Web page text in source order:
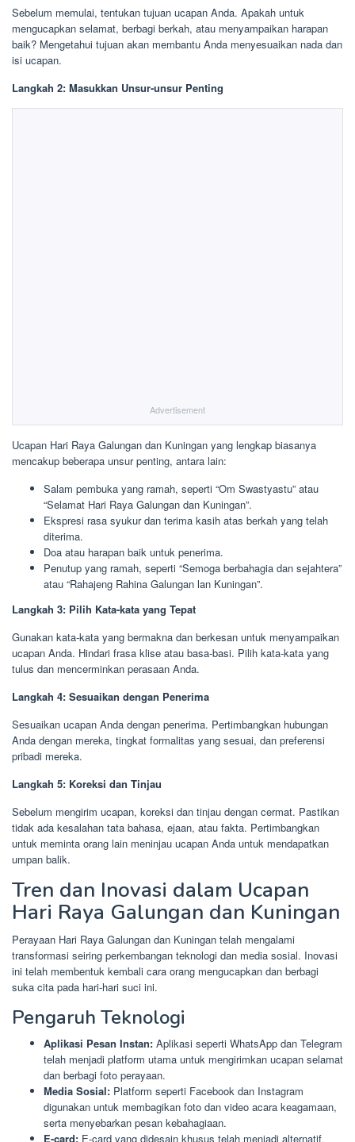
Sebelum memulai, tentukan tujuan ucapan Anda. Apakah untuk
mengucapkan selamat, berbagi berkah, atau menyampaikan harapan
baik? Mengetahui tujuan akan membantu Anda menyesuaikan nada dan
isi ucapan.
Langkah 2: Masukkan Unsur-unsur Penting
Advertisement
Ucapan Hari Raya Galungan dan Kuningan yang lengkap biasanya
mencakup beberapa unsur penting, antara lain:
Salam pembuka yang ramah, seperti “Om Swastyastu” atau
“Selamat Hari Raya Galungan dan Kuningan”.
Ekspresi rasa syukur dan terima kasih atas berkah yang telah
diterima.
Doa atau harapan baik untuk penerima.
Penutup yang ramah, seperti “Semoga berbahagia dan sejahtera”
atau “Rahajeng Rahina Galungan lan Kuningan”.
Langkah 3: Pilih Kata-kata yang Tepat
Gunakan kata-kata yang bermakna dan berkesan untuk menyampaikan
ucapan Anda. Hindari frasa klise atau basa-basi. Pilih kata-kata yang
tulus dan mencerminkan perasaan Anda.
Langkah 4: Sesuaikan dengan Penerima
Sesuaikan ucapan Anda dengan penerima. Pertimbangkan hubungan
Anda dengan mereka, tingkat formalitas yang sesuai, dan preferensi
pribadi mereka.
Langkah 5: Koreksi dan Tinjau
Sebelum mengirim ucapan, koreksi dan tinjau dengan cermat. Pastikan
tidak ada kesalahan tata bahasa, ejaan, atau fakta. Pertimbangkan
untuk meminta orang lain meninjau ucapan Anda untuk mendapatkan
umpan balik.
Tren dan Inovasi dalam Ucapan
Hari Raya Galungan dan Kuningan
Perayaan Hari Raya Galungan dan Kuningan telah mengalami
transformasi seiring perkembangan teknologi dan media sosial. Inovasi
ini telah membentuk kembali cara orang mengucapkan dan berbagi
suka cita pada hari-hari suci ini.
Pengaruh Teknologi
Aplikasi Pesan Instan: Aplikasi seperti WhatsApp dan Telegram
telah menjadi platform utama untuk mengirimkan ucapan selamat
dan berbagi foto perayaan.
Media Sosial: Platform seperti Facebook dan Instagram
digunakan untuk membagikan foto dan video acara keagamaan,
serta menyebarkan pesan kebahagiaan.
E-card: E-card yang didesain khusus telah menjadi alternatif